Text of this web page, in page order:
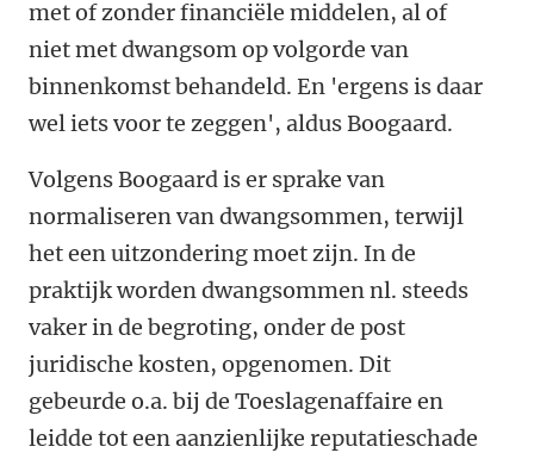
met of zonder financiële middelen, al of
niet met dwangsom op volgorde van
binnenkomst behandeld. En 'ergens is daar
wel iets voor te zeggen', aldus Boogaard.
Volgens Boogaard is er sprake van
normaliseren van dwangsommen, terwijl
het een uitzondering moet zijn. In de
praktijk worden dwangsommen nl. steeds
vaker in de begroting, onder de post
juridische kosten, opgenomen. Dit
gebeurde o.a. bij de Toeslagenaffaire en
leidde tot een aanzienlijke reputatieschade